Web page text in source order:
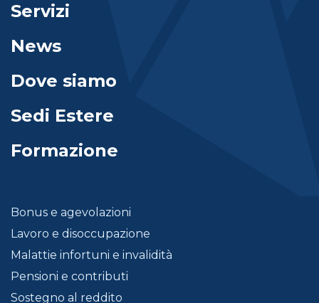
Servizi
News
Dove siamo
Sedi Estere
Formazione
Bonus e agevolazioni
Lavoro e disoccupazione
Malattie infortuni e invalidità
Pensioni e contributi
Sostegno al reddito